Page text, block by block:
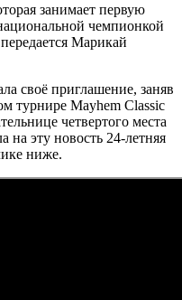
занимает первую
чемпионкой
Марикай
своё приглашение, заняв
турнире Mayhem Classic
четвертого места
на эту новость 24-летняя
ниже.